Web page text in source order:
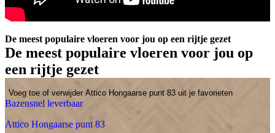
De meest populaire vloeren voor jou op een rijtje gezet
De meest populaire vloeren voor jou op
een rijtje gezet
Voeg toe of verwijder Attico Hongaarse punt 83 uit je favorieten
Bazensnel leverbaar
Attico Hongaarse punt 83